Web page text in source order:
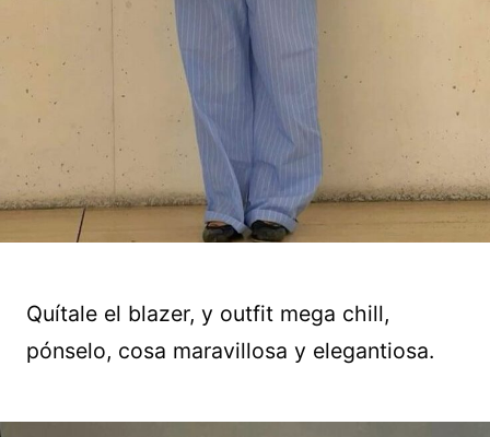
Quítale el blazer, y outfit mega chill,
pónselo, cosa maravillosa y elegantiosa.